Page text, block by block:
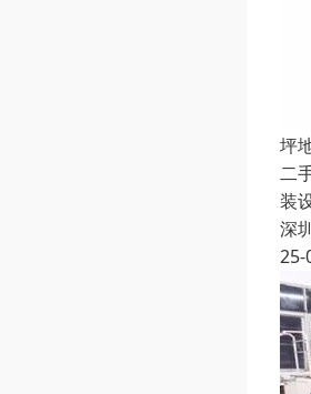
坪
二
装
深
25-